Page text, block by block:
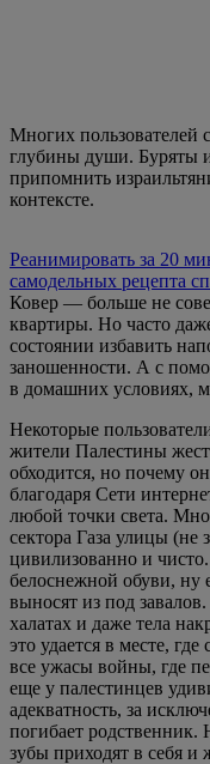
Многих пользователей
глубины души. Буряты
припомнить
контексте.
Реанимировать за 20
самодельных рецепта
Ковер — больше не
квартиры. Но часто
состоянии избавить
заношенности. А с
в домашних условиях,
Некоторые
жители Палестины
обходится, но почему
благодаря Сети
любой точки света.
сектора Газа улицы (не
цивилизованно и
белоснежной обуви, ну
выносят из под
халатах и даже тела
это удается в месте,
все ужасы войны, где
еще у палестинцев
адекватность, за
погибает родственник.
зубы приходят в себя и